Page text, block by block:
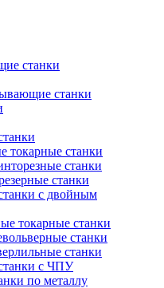
станки
станки
токарные станки
станки
станки
с двойным
токарные станки
станки
станки
с ЧПУ
по металлу